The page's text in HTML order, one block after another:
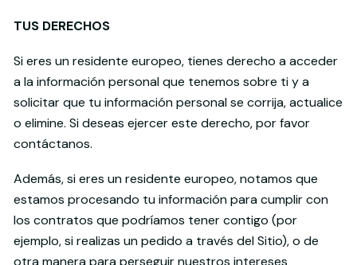
TUS DERECHOS
Si eres un residente europeo, tienes derecho a acceder
a la información personal que tenemos sobre ti y a
solicitar que tu información personal se corrija, actualice
o elimine. Si deseas ejercer este derecho, por favor
contáctanos.
Además, si eres un residente europeo, notamos que
estamos procesando tu información para cumplir con
los contratos que podríamos tener contigo (por
ejemplo, si realizas un pedido a través del Sitio), o de
otra manera para perseguir nuestros intereses